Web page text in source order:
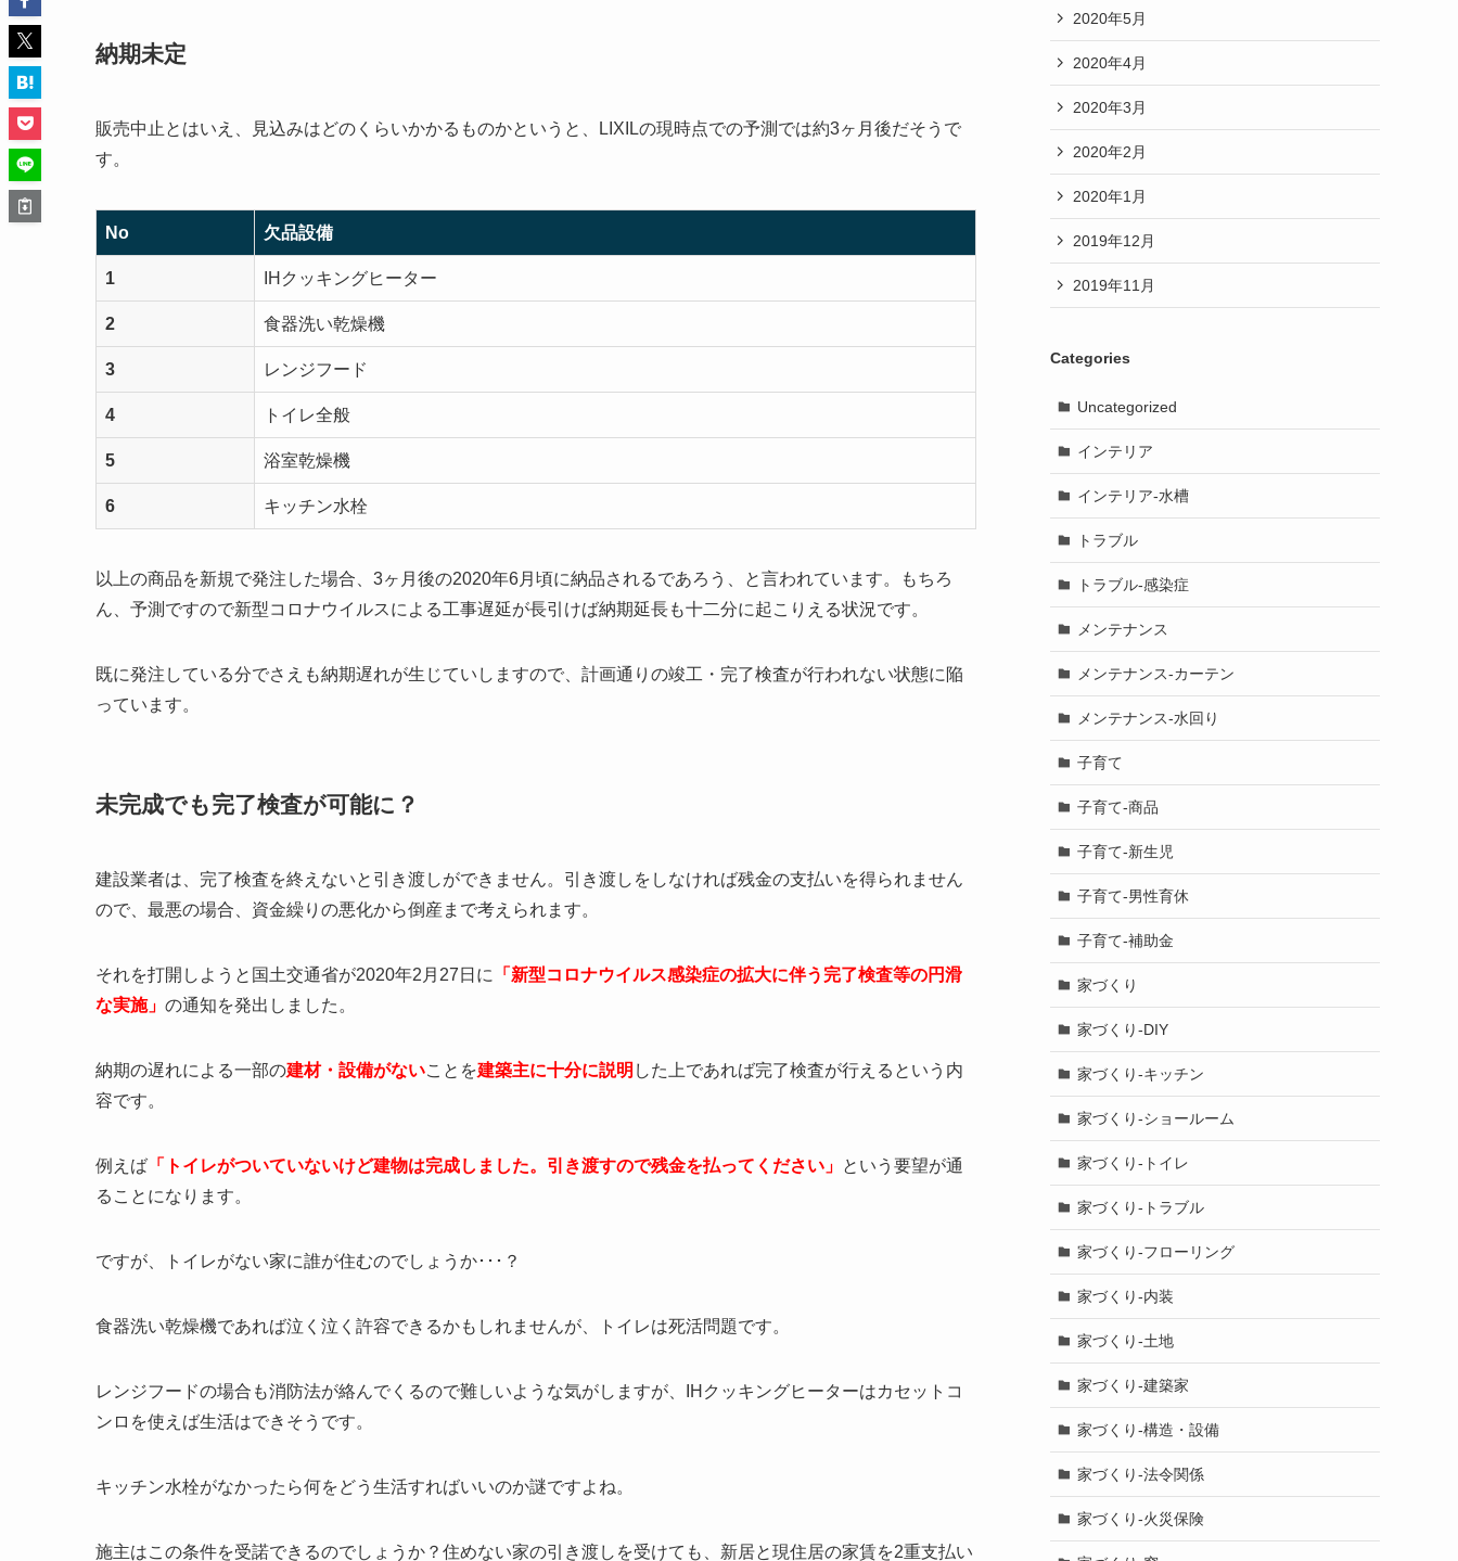
納期未定
販売中止とはいえ、見込みはどのくらいかかるものかというと、LIXILの現時点での予測では約3ヶ月後だそうで
す。
No 欠品設備
1 IHクッキングヒーター
2 食器洗い乾燥機
3 レンジフード
4 トイレ全般
5 浴室乾燥機
6 キッチン水栓
以上の商品を新規で発注した場合、3ヶ月後の2020年6月頃に納品されるであろう、と言われています。もちろ
ん、予測ですので新型コロナウイルスによる工事遅延が長引けば納期延長も十二分に起こりえる状況です。
既に発注している分でさえも納期遅れが生じていしますので、計画通りの竣工・完了検査が行われない状態に陥
っています。
未完成でも完了検査が可能に？
建設業者は、完了検査を終えないと引き渡しができません。引き渡しをしなければ残金の支払いを得られません
ので、最悪の場合、資金繰りの悪化から倒産まで考えられます。
それを打開しようと国土交通省が2020年2月27日に
「新型コロナウイルス感染症の拡大に伴う完了検査等の円滑
な実施」 の通知を発出しました。
納期の遅れによる一部の建材・設備がないことを建築主に十分に説明 した上であれば完了検査が行えるという内
容です。
例えば 「トイレがついていないけど建物は完成しました。引き渡すので残金を払ってください」 という要望が通
ることになります。
ですが、トイレがない家に誰が住むのでしょうか･･･？
食器洗い乾燥機であれば泣く泣く許容できるかもしれませんが、トイレは死活問題です。
レンジフードの場合も消防法が絡んでくるので難しいような気がしますが、IHクッキングヒーターはカセットコ
ンロを使えば生活はできそうです。
キッチン水栓がなかったら何をどう生活すればいいのか謎ですよね。
施主はこの条件を受諾できるのでしょうか？住めない家の引き渡しを受けても、新居と現住居の家賃を2重支払い
2020年5月
2020年4月
2020年3月
2020年2月
2020年1月
2019年12月
2019年11月
Categories
Uncategorized
インテリア
インテリア-水槽
トラブル
トラブル-感染症
メンテナンス
メンテナンス-カーテン
メンテナンス-水回り
子育て
子育て-商品
子育て-新生児
子育て-男性育休
子育て-補助金
家づくり
家づくり-DIY
家づくり-キッチン
家づくり-ショールーム
家づくり-トイレ
家づくり-トラブル
家づくり-フローリング
家づくり-内装
家づくり-土地
家づくり-建築家
家づくり-構造・設備
家づくり-法令関係
家づくり-火災保険